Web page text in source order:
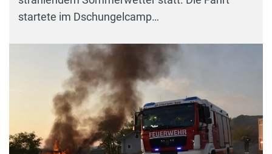
startete im Dschungelcamp…